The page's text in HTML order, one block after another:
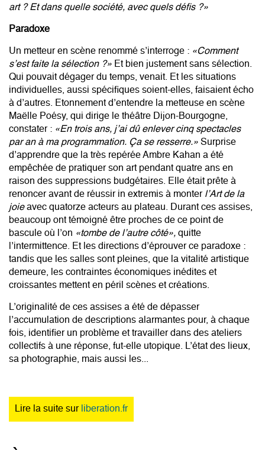
art ? Et dans quelle société, avec quels défis ?»
Paradoxe
Un metteur en scène renommé s’interroge : «Comment
s’est faite la sélection ?» Et bien justement sans sélection.
Qui pouvait dégager du temps, venait. Et les situations
individuelles, aussi spécifiques soient-elles, faisaient écho
à d’autres. Etonnement d’entendre la metteuse en scène
Maëlle Poésy, qui dirige le théâtre Dijon-Bourgogne,
constater : «En trois ans, j’ai dû enlever cinq spectacles
par an à ma programmation. Ça se resserre.» Surprise
d’apprendre que la très repérée Ambre Kahan a été
empêchée de pratiquer son art pendant quatre ans en
raison des suppressions budgétaires. Elle était prête à
renoncer avant de réussir in extremis à monter l’Art de la
joie avec quatorze acteurs au plateau. Durant ces assises,
beaucoup ont témoigné être proches de ce point de
bascule où l’on «tombe de l’autre côté», quitte
l’intermittence. Et les directions d’éprouver ce paradoxe :
tandis que les salles sont pleines, que la vitalité artistique
demeure, les contraintes économiques inédites et
croissantes mettent en péril scènes et créations.
L’originalité de ces assises a été de dépasser
l’accumulation de descriptions alarmantes pour, à chaque
fois, identifier un problème et travailler dans des ateliers
collectifs à une réponse, fut-elle utopique. L’état des lieux,
sa photographie, mais aussi les...
Lire la suite sur liberation.fr